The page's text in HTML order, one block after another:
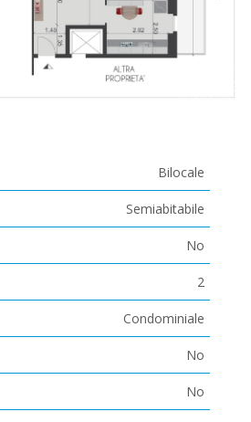
Bilocale
Semiabitabile
No
2
Condominiale
No
No